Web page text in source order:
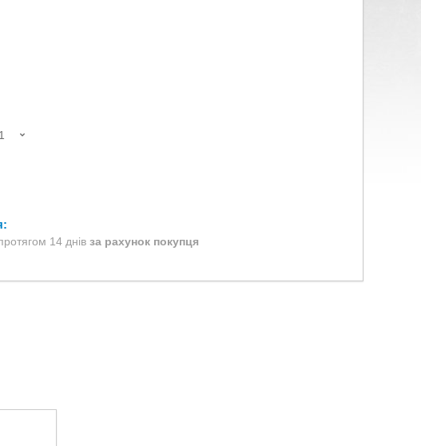
14 днів за рахунок покупця